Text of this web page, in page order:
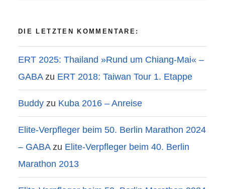
DIE LETZTEN KOMMENTARE:
ERT 2025: Thailand »Rund um Chiang-Mai« –
GABAzu ERT 2018: Taiwan Tour 1. Etappe
Buddy zu Kuba 2016 – Anreise
Elite-Verpfleger beim 50. Berlin Marathon 2024
– GABAzu Elite-Verpfleger beim 40. Berlin
Marathon 2013